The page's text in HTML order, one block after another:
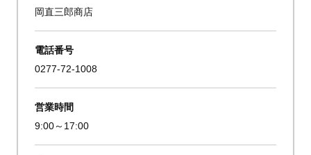
岡直三郎商店
電話番号
0277-72-1008
営業時間
9:00～17:00